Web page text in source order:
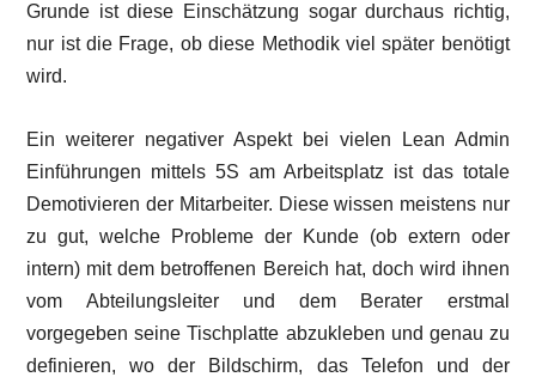
Grunde ist diese Einschätzung sogar durchaus richtig,
nur ist die Frage, ob diese Methodik viel später benötigt
wird.
Ein weiterer negativer Aspekt bei vielen Lean Admin
Einführungen mittels 5S am Arbeitsplatz ist das totale
Demotivieren der Mitarbeiter. Diese wissen meistens nur
zu gut, welche Probleme der Kunde (ob extern oder
intern) mit dem betroffenen Bereich hat, doch wird ihnen
vom Abteilungsleiter und dem Berater erstmal
vorgegeben seine Tischplatte abzukleben und genau zu
definieren, wo der Bildschirm, das Telefon und der